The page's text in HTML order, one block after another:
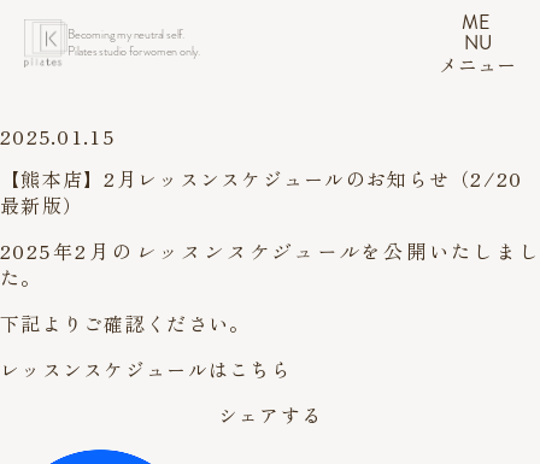
Becoming my neutral self.
Pilates studio for women only.
ME
NU
メニュー
2025.01.15
【熊本店】2月レッスンスケジュールのお知らせ（2/20
最新版）
2025年2月の レッスンスケジュールを公開いたしまし
た。
下記よりご確認ください。
レッスンスケジュールはこちら
シェアする